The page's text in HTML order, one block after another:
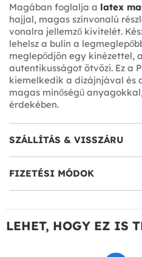
Magában foglalja a latex
hajjal, magas színvonalú
vonalra jellemző kivitelét.
lehelsz a bulin a
meglepődjön egy kinézettel,
autentikusságot ötvözi. Ez a
kiemelkedik a dizájnjával és
magas minőségű
érdekében.
SZÁLLÍTÁS & VISSZÁRU
FIZETÉSI MÓDOK
LEHET, HOGY EZ IS